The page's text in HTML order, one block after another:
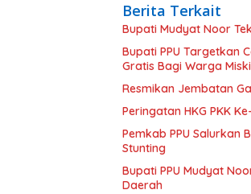
Berita Terkait
Bupati Mudyat Noor
Bupati PPU Targetkan
Gratis Bagi Warga
Resmikan Jembatan
Peringatan HKG PKK
Pemkab PPU Salurkan
Stunting
Bupati PPU Mudyat
Daerah